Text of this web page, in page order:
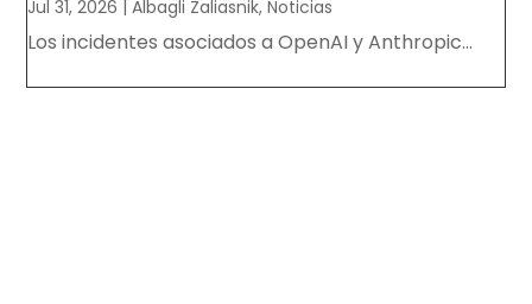
Jul 31, 2026 |Albagli Zaliasnik,Noticias
Los incidentes asociados a OpenAI y Anthropic...